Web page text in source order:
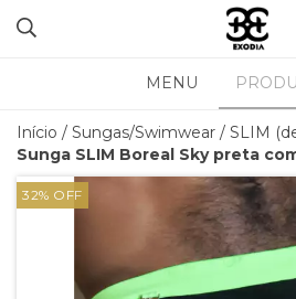
MENU
Início / Sungas/Swimwear / SLIM
Sunga SLIM Boreal Sky preta
32% OFF